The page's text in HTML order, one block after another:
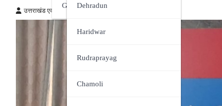
Bageshwar
Champawat
Nainital
Pithoragarh
GarhwalDehradun
Haridwar
Rudraprayag
Chamoli
उत्तराखंड एक्स्प्रेस न्यूज़